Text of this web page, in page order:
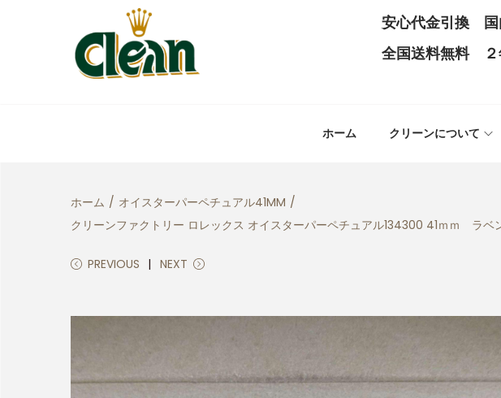
安心代金引換 国
全国送料無料 ２
ホーム クリーンについて
ホーム / オイスターパーペチュアル41MM /
クリーンファクトリー ロレックス オイスターパーペチュアル134300 41ｍｍ
PREVIOUS NEXT